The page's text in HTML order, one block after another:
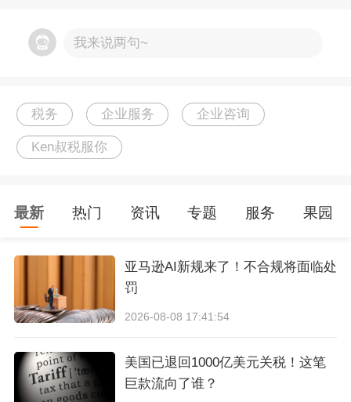
6、税务总局规定的其他企业。
企业视同外贸综合服务企业的供货企业，符合上述条
税局对函调资料主要看什么？
销售：销售产品与开具发票是否一致，货款是否收
齐，资金流是否正常（发票，合同，送货单，收款
税负率是否符合当地行业标准，以及是否
有拖欠税款的问题（月度申报表）；
原材料＆委托加工：原材料成本率占比，合同、送
单，付款水单）；
运输：运输资料的完整性、合理性作为协查资料中
的货物流；
业务，另外可提供加拿大成立公司和税务需
我来说两句~
税务 企业服务 企业咨询
Ken叔税服你
最新 热门 资讯 专题 服务 果园
亚马逊AI新规来了！不合规将面临处
罚
2026-08-08 17:41:54
美国已退回1000亿美元关税！这笔
巨款流向了谁？